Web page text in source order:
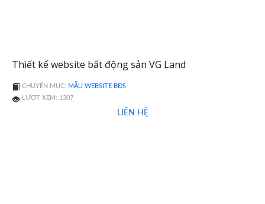
Thiết kế website bất động sản VG Land
CHUYÊN MỤC: MẪU WEBSITE BĐS
LƯỢT XEM: 1307
LIÊN HỆ